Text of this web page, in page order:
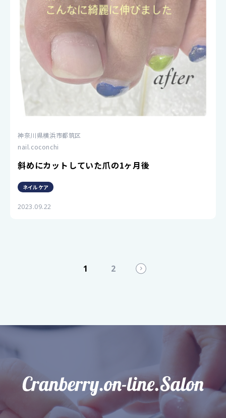
神奈川県横浜市都筑区
nail.coconchi
斜めにカットしていた爪の1ヶ月後
ネイルケア
2023.09.22
1 2